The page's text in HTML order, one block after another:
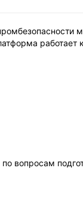
работает
вопросам